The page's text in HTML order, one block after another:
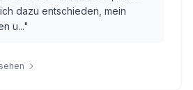
dazu entschieden, mein
u..."